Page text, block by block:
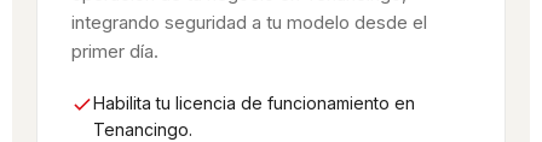
integrando seguridad a tu modelo desde el
primer día.
Habilita tu licencia de funcionamiento en
Tenancingo.